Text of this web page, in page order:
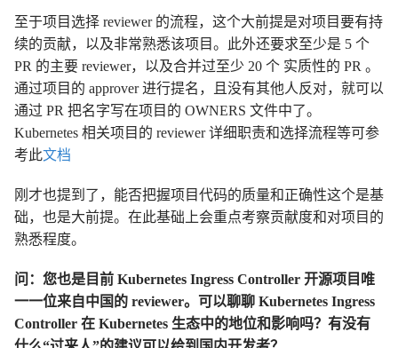
至于项目选择 reviewer 的流程，这个大前提是对项目要有持
续的贡献，以及非常熟悉该项目。此外还要求至少是 5 个
PR 的主要 reviewer，以及合并过至少 20 个 实质性的 PR 。
通过项目的 approver 进行提名，且没有其他人反对，就可以
通过 PR 把名字写在项目的 OWNERS 文件中了。
Kubernetes 相关项目的 reviewer 详细职责和选择流程等可参
考此文档
刚才也提到了，能否把握项目代码的质量和正确性这个是基
础，也是大前提。在此基础上会重点考察贡献度和对项目的
熟悉程度。
问：您也是目前 Kubernetes Ingress Controller 开源项目唯
一一位来自中国的 reviewer。可以聊聊 Kubernetes Ingress
Controller 在 Kubernetes 生态中的地位和影响吗？有没有